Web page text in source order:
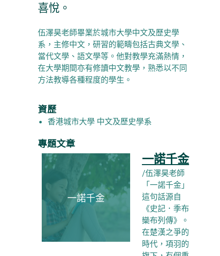
喜悅。
伍澤昊老師畢業於城市大學中文及歷史學
系，主修中文，研習的範疇包括古典文學、
當代文學、語文學等。他對教學充滿熱情，
在大學期間亦有修讀中文教學，熟悉以不同
方法教導各種程度的學生。
資歷
香港城市大學 中文及歷史學系
專題文章
一諾千金
一諾千金
/伍澤昊老師
「一諾千金」
這句話源自
《史記．季布
欒布列傳》。
在楚漢之爭的
時代，項羽的